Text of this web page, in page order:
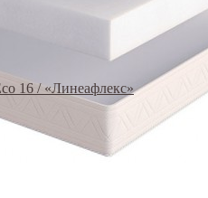
16 / «Линеафлекс»